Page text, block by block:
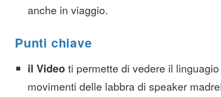
anche in viaggio.
Punti chiave
il Video ti permette di vedere il
movimenti delle labbra di speaker